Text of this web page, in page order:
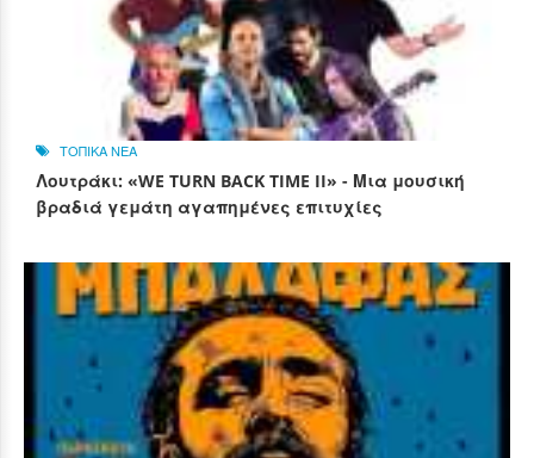
ΤΟΠΙΚΑ ΝΕΑ
Λουτράκι: «WE TURN BACK TIME II» - Μια μουσική
βραδιά γεμάτη αγαπημένες επιτυχίες